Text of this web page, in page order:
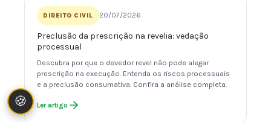
DIREITO CIVIL 20/07/2026
Preclusão da prescrição na revelia: vedação
processual
Descubra por que o devedor revel não pode alegar
prescrição na execução. Entenda os riscos processuais
e a preclusão consumativa. Confira a análise completa.
Ler artigo
🍪